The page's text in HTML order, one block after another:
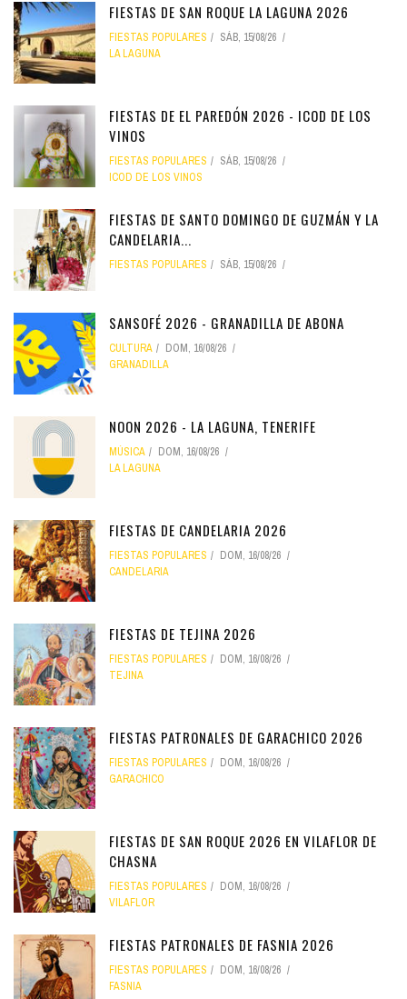
FIESTAS DE SAN ROQUE LA LAGUNA 2026
FIESTAS POPULARES
SÁB, 15/08/26
LA LAGUNA
FIESTAS DE EL PAREDÓN 2026 - ICOD DE LOS
VINOS
FIESTAS POPULARES
SÁB, 15/08/26
ICOD DE LOS VINOS
FIESTAS DE SANTO DOMINGO DE GUZMÁN Y LA
CANDELARIA...
FIESTAS POPULARES SÁB, 15/08/26
SANSOFÉ 2026 - GRANADILLA DE ABONA
CULTURA
DOM, 16/08/26
GRANADILLA
NOON 2026 - LA LAGUNA, TENERIFE
MÚSICA
DOM, 16/08/26
LA LAGUNA
FIESTAS DE CANDELARIA 2026
FIESTAS POPULARES
DOM, 16/08/26
CANDELARIA
FIESTAS DE TEJINA 2026
FIESTAS POPULARES
DOM, 16/08/26
TEJINA
FIESTAS PATRONALES DE GARACHICO 2026
FIESTAS POPULARES
DOM, 16/08/26
GARACHICO
FIESTAS DE SAN ROQUE 2026 EN VILAFLOR DE
CHASNA
FIESTAS POPULARES
DOM, 16/08/26
VILAFLOR
FIESTAS PATRONALES DE FASNIA 2026
FIESTAS POPULARES
DOM, 16/08/26
FASNIA